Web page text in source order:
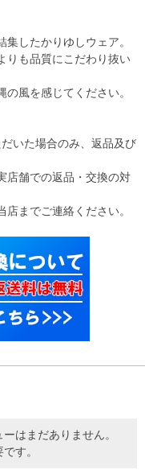
したかりゆしウェア。
りも品質にこだわり抜い
風を感じてください。
いた場合のみ、返品及び
店舗での返品・交換の対
までご連絡ください。
はまだありません。
す。